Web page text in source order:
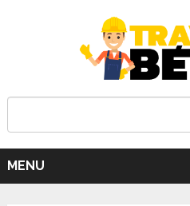
MENU